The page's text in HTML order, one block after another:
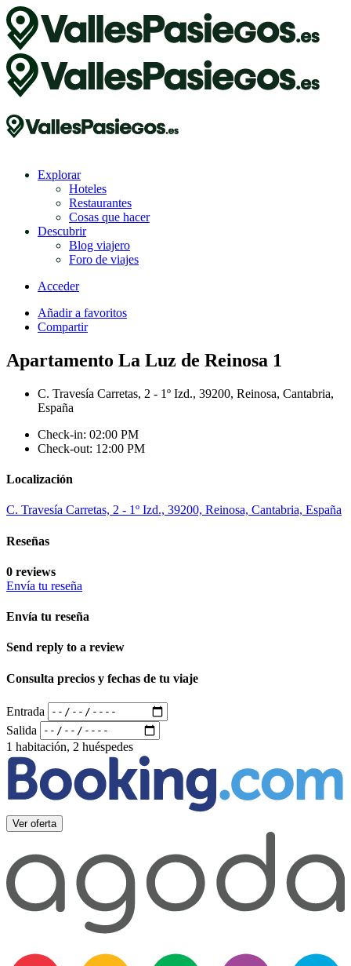
Explorar
Hoteles
Restaurantes
Cosas que hacer
Descubrir
Blog viajero
Foro de viajes
Acceder
Añadir a favoritos
Compartir
Apartamento La Luz de Reinosa 1
C. Travesía Carretas, 2 - 1º Izd., 39200, Reinosa, Cantabria,
España
Check-in: 02:00 PM
Check-out: 12:00 PM
Localización
C. Travesía Carretas, 2 - 1º Izd., 39200, Reinosa, Cantabria, España
Reseñas
0 reviews
Envía tu reseña
Envía tu reseña
Send reply to a review
Consulta precios y fechas de tu viaje
Entrada
Salida
1 habitación, 2 huéspedes
Ver oferta